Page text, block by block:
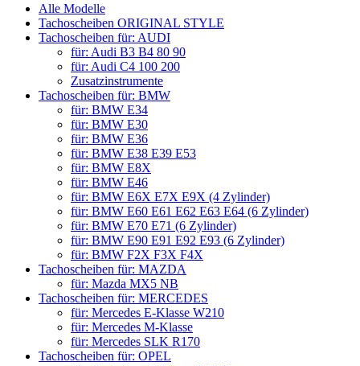
Alle Modelle
Tachoscheiben ORIGINAL STYLE
Tachoscheiben für: AUDI
für: Audi B3 B4 80 90
für: Audi C4 100 200
Zusatzinstrumente
Tachoscheiben für: BMW
für: BMW E34
für: BMW E30
für: BMW E36
für: BMW E38 E39 E53
für: BMW E8X
für: BMW E46
für: BMW E6X E7X E9X (4 Zylinder)
für: BMW E60 E61 E62 E63 E64 (6 Zylinder)
für: BMW E70 E71 (6 Zylinder)
für: BMW E90 E91 E92 E93 (6 Zylinder)
für: BMW F2X F3X F4X
Tachoscheiben für: MAZDA
für: Mazda MX5 NB
Tachoscheiben für: MERCEDES
für: Mercedes E-Klasse W210
für: Mercedes M-Klasse
für: Mercedes SLK R170
Tachoscheiben für: OPEL